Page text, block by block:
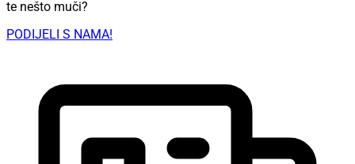
te nešto muči?
PODIJELI S NAMA!